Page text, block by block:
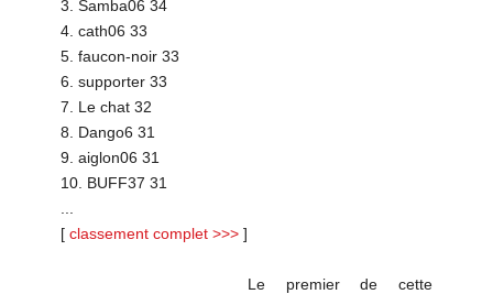
3. Samba06 34
4. cath06 33
5. faucon-noir 33
6. supporter 33
7. Le chat 32
8. Dango6 31
9. aiglon06 31
10. BUFF37 31
[ classement complet >>> ]
Le premier de cette